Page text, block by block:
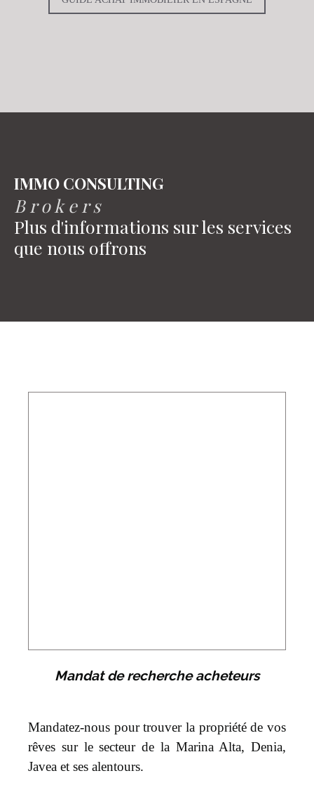
IMMO CONSULTING
B r o k e r s
Plus d'informations sur les services
que nous offrons
Mandat de recherche acheteurs
Mandatez-nous pour trouver la propriété de vos
rêves sur le secteur de la Marina Alta, Denia,
Javea et ses alentours.